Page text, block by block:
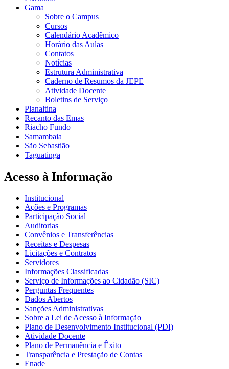
Gama
Sobre o Campus
Cursos
Calendário Acadêmico
Horário das Aulas
Contatos
Notícias
Estrutura Administrativa
Caderno de Resumos da JEPE
Atividade Docente
Boletins de Serviço
Planaltina
Recanto das Emas
Riacho Fundo
Samambaia
São Sebastião
Taguatinga
Acesso à Informação
Institucional
Ações e Programas
Participação Social
Auditorias
Convênios e Transferências
Receitas e Despesas
Licitações e Contratos
Servidores
Informações Classificadas
Serviço de Informações ao Cidadão (SIC)
Perguntas Frequentes
Dados Abertos
Sanções Administrativas
Sobre a Lei de Acesso à Informação
Plano de Desenvolvimento Institucional (PDI)
Atividade Docente
Plano de Permanência e Êxito
Transparência e Prestação de Contas
Enade